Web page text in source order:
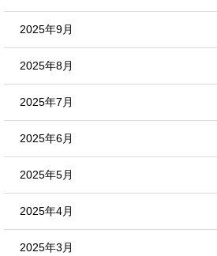
2025年9月
2025年8月
2025年7月
2025年6月
2025年5月
2025年4月
2025年3月